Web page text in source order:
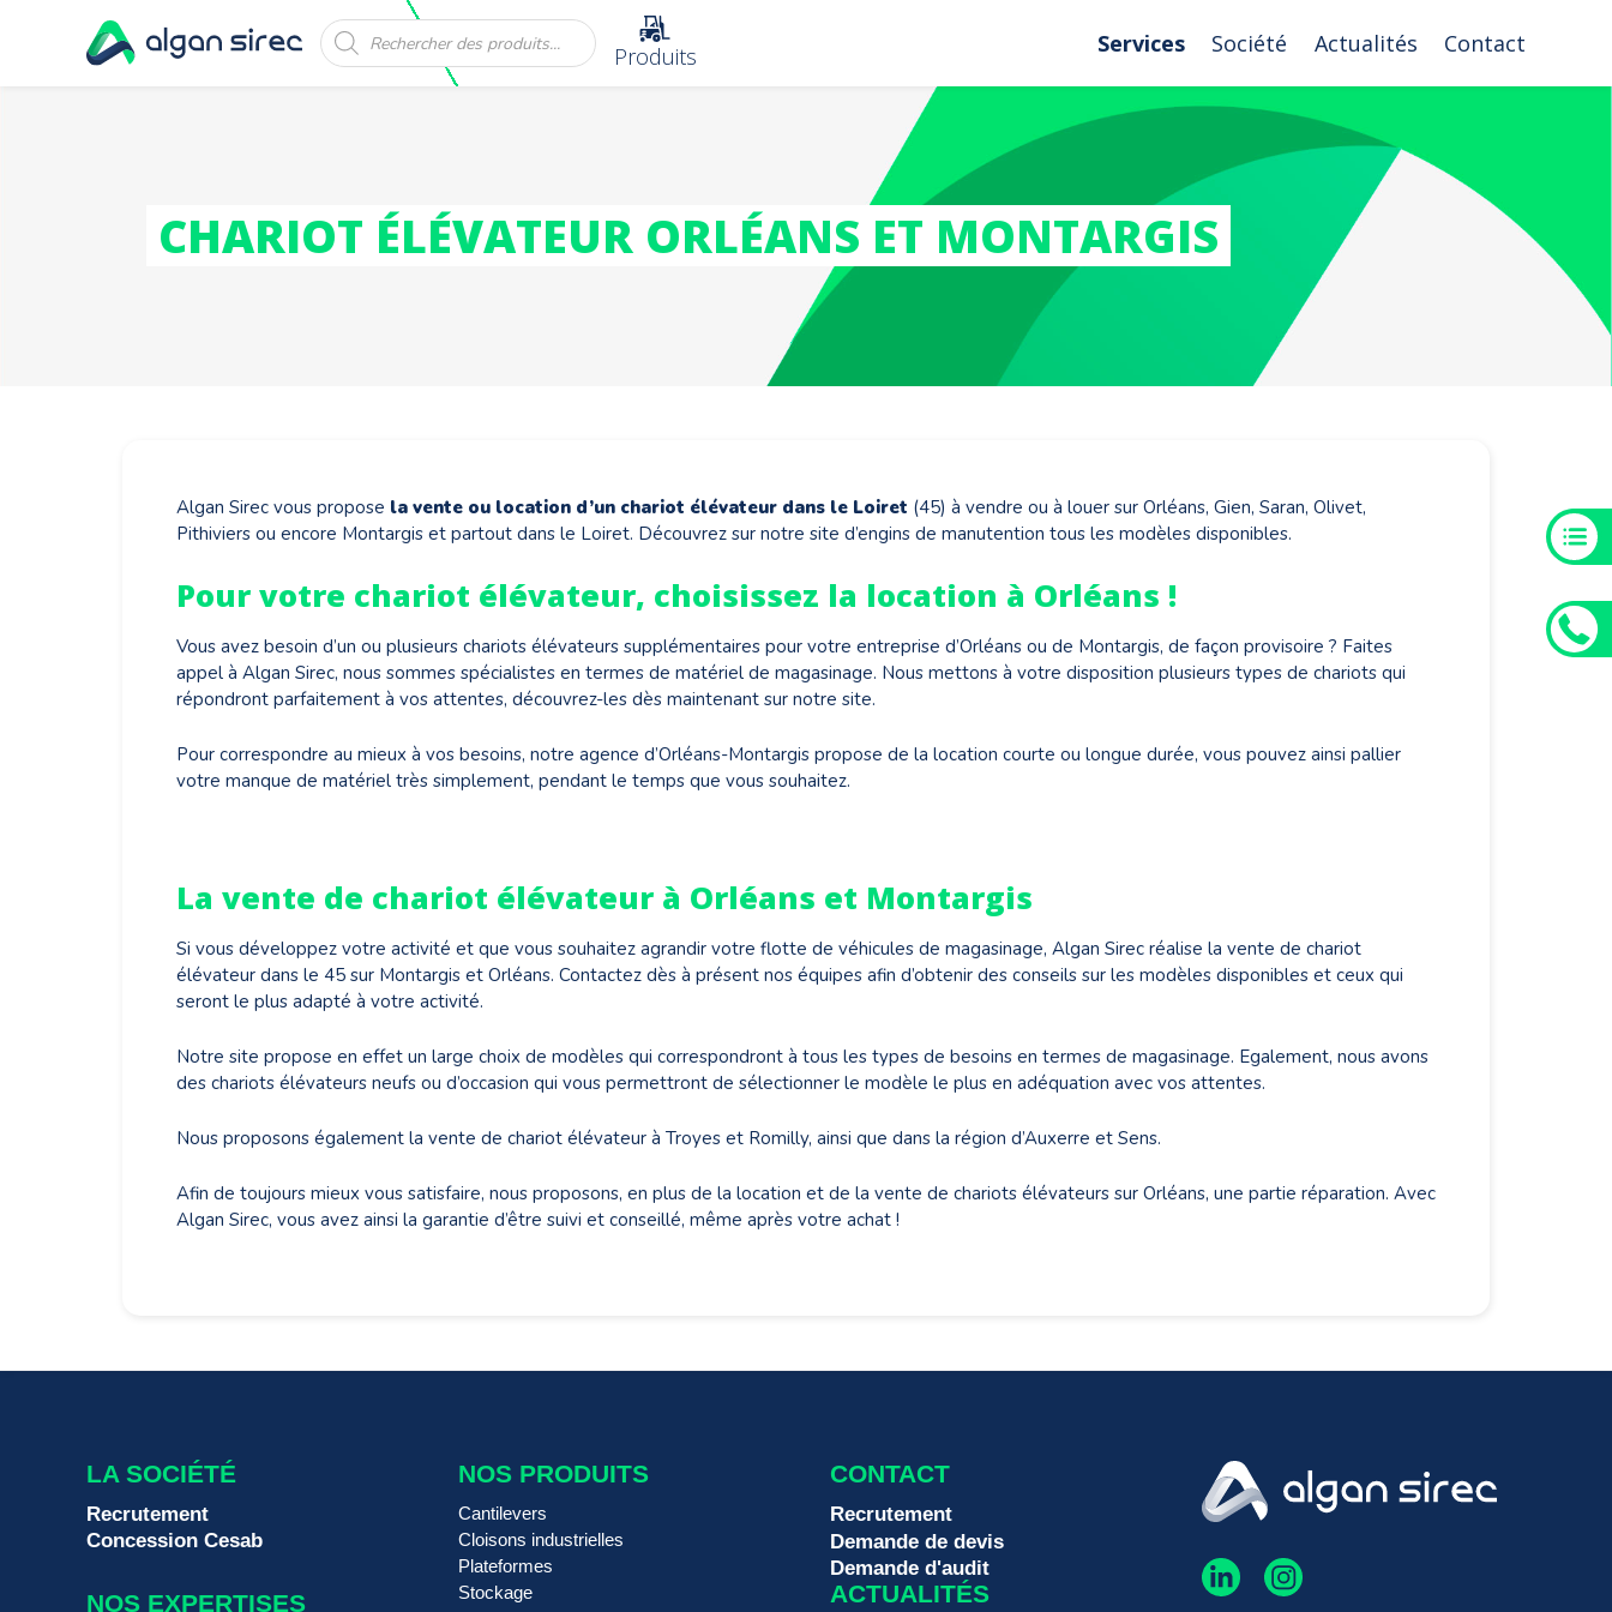
Recherche
de
produits Produits Services Société Actualités Contact
CHARIOT ÉLÉVATEUR ORLÉANS ET MONTARGIS
Algan Sirec vous propose la vente ou location d’un chariot élévateur dans le Loiret (45) à vendre ou à louer sur Orléans, Gien, Saran, Olivet,
Pithiviers ou encore Montargis et partout dans le Loiret. Découvrez sur notre site d’engins de manutention tous les modèles disponibles.
Pour votre chariot élévateur, choisissez la location à Orléans !
Vous avez besoin d’un ou plusieurs chariots élévateurs supplémentaires pour votre entreprise d’Orléans ou de Montargis, de façon provisoire ? Faites
appel à Algan Sirec, nous sommes spécialistes en termes de matériel de magasinage. Nous mettons à votre disposition plusieurs types de chariots qui
répondront parfaitement à vos attentes, découvrez-les dès maintenant sur notre site.
Pour correspondre au mieux à vos besoins, notre agence d’Orléans-Montargis propose de la location courte ou longue durée, vous pouvez ainsi pallier
votre manque de matériel très simplement, pendant le temps que vous souhaitez.
La vente de chariot élévateur à Orléans et Montargis
Si vous développez votre activité et que vous souhaitez agrandir votre flotte de véhicules de magasinage, Algan Sirec réalise la vente de chariot
élévateur dans le 45 sur Montargis et Orléans. Contactez dès à présent nos équipes afin d’obtenir des conseils sur les modèles disponibles et ceux qui
seront le plus adapté à votre activité.
Notre site propose en effet un large choix de modèles qui correspondront à tous les types de besoins en termes de magasinage. Egalement, nous avons
des chariots élévateurs neufs ou d’occasion qui vous permettront de sélectionner le modèle le plus en adéquation avec vos attentes.
Nous proposons également la vente de chariot élévateur à Troyes et Romilly, ainsi que dans la région d’Auxerre et Sens.
Afin de toujours mieux vous satisfaire, nous proposons, en plus de la location et de la vente de chariots élévateurs sur Orléans, une partie réparation. Avec
Algan Sirec, vous avez ainsi la garantie d’être suivi et conseillé, même après votre achat !
LA SOCIÉTÉ
Recrutement
Concession Cesab
NOS EXPERTISES
NOS PRODUITS
Cantilevers
Cloisons industrielles
Plateformes
Stockage
CONTACT
Recrutement
Demande de devis
Demande d'audit
ACTUALITÉS